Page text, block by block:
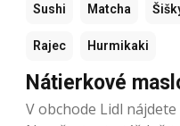
Sushi Matcha
Rajec Hurmikaki
Nátierkové
V obchode Lidl